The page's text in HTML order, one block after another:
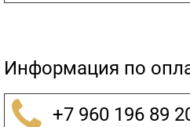
Информация по
+7 960 196 89